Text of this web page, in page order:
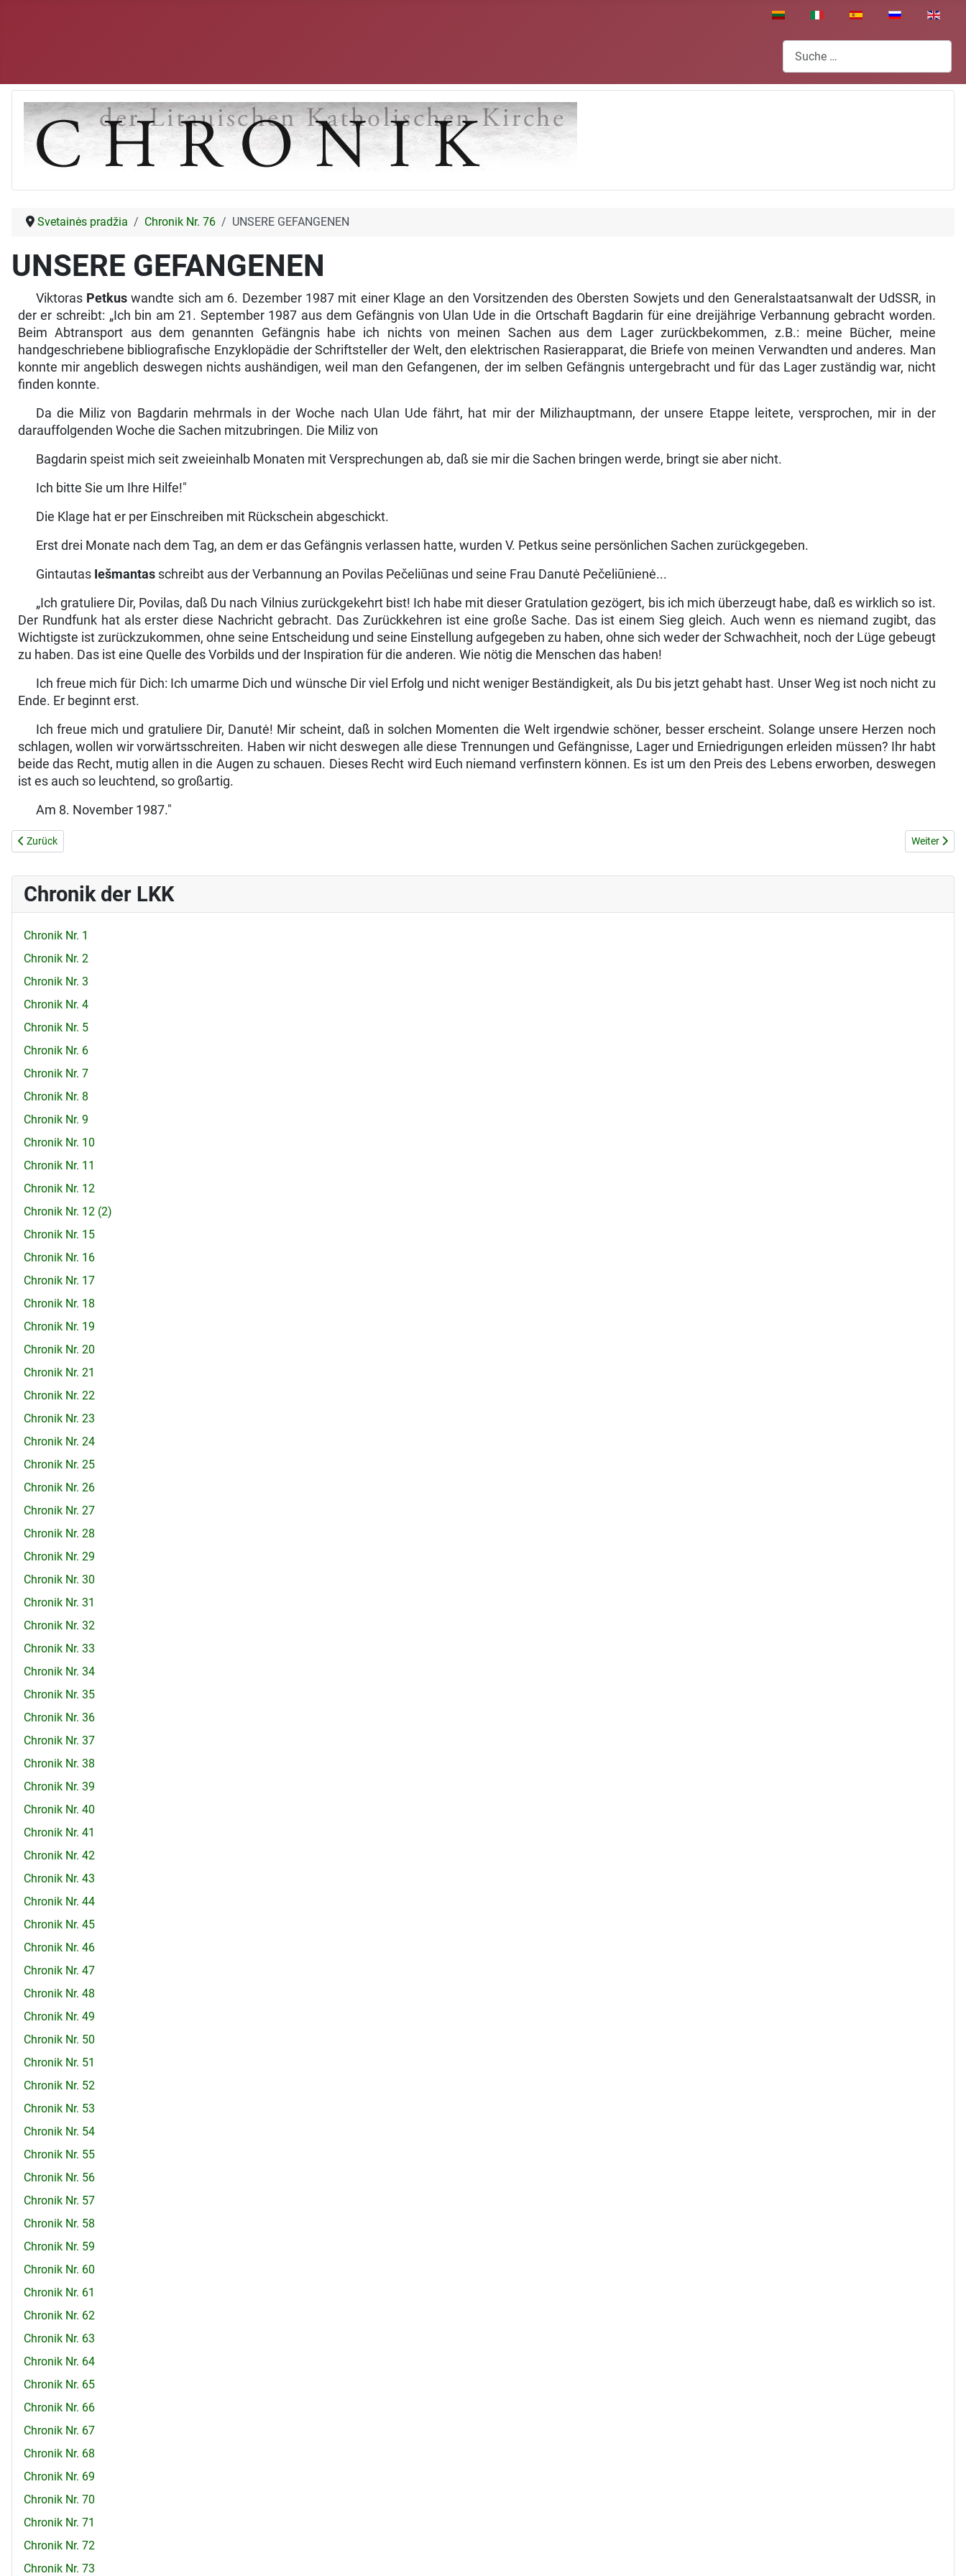
Sprache auswählen
Suchen
Svetainės pradžia Chronik Nr. 76 UNSERE GEFANGENEN
UNSERE GEFANGENEN
Viktoras Petkus wandte sich am 6. Dezember 1987 mit einer Klage an den Vorsitzenden des Obersten Sowjets und den Generalstaatsanwalt der UdSSR, in
der er schreibt: „Ich bin am 21. September 1987 aus dem Gefängnis von Ulan Ude in die Ortschaft Bagdarin für eine dreijährige Ver­bannung gebracht worden.
Beim Abtransport aus dem genannten Gefäng­nis habe ich nichts von meinen Sachen aus dem Lager zurückbekommen, z.B.: meine Bücher, meine
handgeschriebene bibliografische Enzyklopädie der Schriftsteller der Welt, den elektrischen Rasierapparat, die Briefe von meinen Verwandten und anderes. Man
konnte mir angeblich deswegen nichts aushändigen, weil man den Gefangenen, der im selben Gefängnis untergebracht und für das Lager zuständig war, nicht
finden konnte.
Da die Miliz von Bagdarin mehrmals in der Woche nach Ulan Ude fährt, hat mir der Milizhauptmann, der unsere Etappe leitete, versprochen, mir in der
darauffolgenden Woche die Sachen mitzubringen. Die Miliz von
Bagdarin speist mich seit zweieinhalb Monaten mit Versprechungen ab, daß sie mir die Sachen bringen werde, bringt sie aber nicht.
Ich bitte Sie um Ihre Hilfe!"
Die Klage hat er per Einschreiben mit Rückschein abgeschickt.
Erst drei Monate nach dem Tag, an dem er das Gefängnis verlassen hatte, wurden V. Petkus seine persönlichen Sachen zurückgegeben.
GintautasIešmantasschreibt aus der Verbannung an Povilas Pečeliūnas und seine Frau Danutė Pečeliūnienė...
„Ich gratuliere Dir, Povilas, daß Du nach Vilnius zurückgekehrt bist! Ich habe mit dieser Gratulation gezögert, bis ich mich überzeugt habe, daß es wirklich so ist.
Der Rundfunk hat als erster diese Nachricht gebracht. Das Zurückkehren ist eine große Sache. Das ist einem Sieg gleich. Auch wenn es niemand zugibt, das
Wichtigste ist zurückzukommen, ohne seine Ent­scheidung und seine Einstellung aufgegeben zu haben, ohne sich weder der Schwachheit, noch der Lüge gebeugt
zu haben. Das ist eine Quelle des Vorbilds und der Inspiration für die anderen. Wie nötig die Menschen das haben!
Ich freue mich für Dich: Ich umarme Dich und wünsche Dir viel Erfolg und nicht weniger Beständigkeit, als Du bis jetzt gehabt hast. Unser Weg ist noch nicht zu
Ende. Er beginnt erst.
Ich freue mich und gratuliere Dir, Danutė! Mir scheint, daß in solchen Momenten die Welt irgendwie schöner, besser erscheint. Solange unsere Herzen noch
schlagen, wollen wir vorwärtsschreiten. Haben wir nicht des­wegen alle diese Trennungen und Gefängnisse, Lager und Erniedrigungen erleiden müssen? Ihr habt
beide das Recht, mutig allen in die Augen zu schauen. Dieses Recht wird Euch niemand verfinstern können. Es ist um den Preis des Lebens erworben, deswegen
ist es auch so leuchtend, so großartig.
Am 8. November 1987."
Vorheriger Beitrag: DURCHSUCHUNGEN UND VERHÖRE
Zurück Nächster
Weiter
Chronik der LKK
Chronik Nr. 1
Chronik Nr. 2
Chronik Nr. 3
Chronik Nr. 4
Chronik Nr. 5
Chronik Nr. 6
Chronik Nr. 7
Chronik Nr. 8
Chronik Nr. 9
Chronik Nr. 10
Chronik Nr. 11
Chronik Nr. 12
Chronik Nr. 12 (2)
Chronik Nr. 15
Chronik Nr. 16
Chronik Nr. 17
Chronik Nr. 18
Chronik Nr. 19
Chronik Nr. 20
Chronik Nr. 21
Chronik Nr. 22
Chronik Nr. 23
Chronik Nr. 24
Chronik Nr. 25
Chronik Nr. 26
Chronik Nr. 27
Chronik Nr. 28
Chronik Nr. 29
Chronik Nr. 30
Chronik Nr. 31
Chronik Nr. 32
Chronik Nr. 33
Chronik Nr. 34
Chronik Nr. 35
Chronik Nr. 36
Chronik Nr. 37
Chronik Nr. 38
Chronik Nr. 39
Chronik Nr. 40
Chronik Nr. 41
Chronik Nr. 42
Chronik Nr. 43
Chronik Nr. 44
Chronik Nr. 45
Chronik Nr. 46
Chronik Nr. 47
Chronik Nr. 48
Chronik Nr. 49
Chronik Nr. 50
Chronik Nr. 51
Chronik Nr. 52
Chronik Nr. 53
Chronik Nr. 54
Chronik Nr. 55
Chronik Nr. 56
Chronik Nr. 57
Chronik Nr. 58
Chronik Nr. 59
Chronik Nr. 60
Chronik Nr. 61
Chronik Nr. 62
Chronik Nr. 63
Chronik Nr. 64
Chronik Nr. 65
Chronik Nr. 66
Chronik Nr. 67
Chronik Nr. 68
Chronik Nr. 69
Chronik Nr. 70
Chronik Nr. 71
Chronik Nr. 72
Chronik Nr. 73